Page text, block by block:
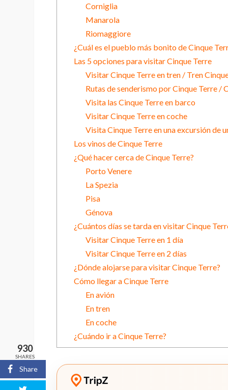
Corniglia
Manarola
Riomaggiore
¿Cuál es el pueblo más bonito de Cinque
Las 5 opciones para visitar Cinque Terre
Visitar Cinque Terre en tren / Tren
Rutas de senderismo por Cinque Terre /
Visita las Cinque Terre en barco
Visitar Cinque Terre en coche
Visita Cinque Terre en una excursión de
Los vinos de Cinque Terre
¿Qué hacer cerca de Cinque Terre?
Porto Venere
La Spezia
Pisa
Génova
¿Cuántos días se tarda en visitar Cinque
Visitar Cinque Terre en 1 día
Visitar Cinque Terre en 2 días
¿Dónde alojarse para visitar Cinque Terre?
Cómo llegar a Cinque Terre
En avión
En tren
En coche
¿Cuándo ir a Cinque Terre?
930
SHARES
Share